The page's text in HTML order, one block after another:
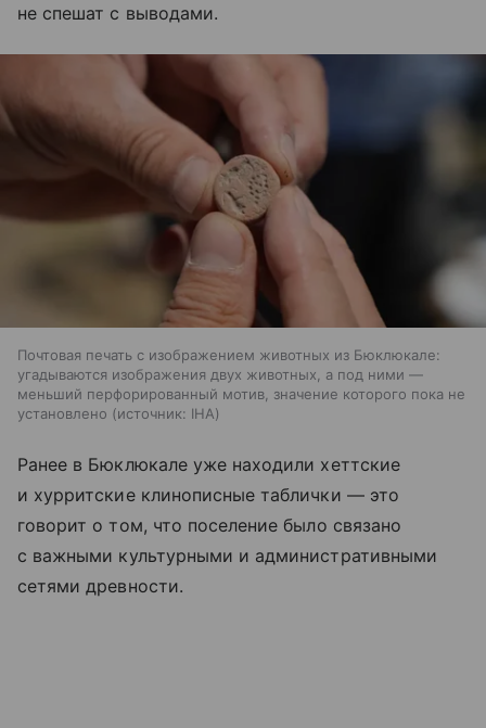
не спешат с выводами.
Почтовая печать с изображением животных из Бюклюкале:
угадываются изображения двух животных, а под ними —
меньший перфорированный мотив, значение которого пока не
установлено
источник: IHA
Ранее в Бюклюкале уже находили хеттские
и хурритские клинописные таблички — это
говорит о том, что поселение было связано
с важными культурными и административными
сетями древности.